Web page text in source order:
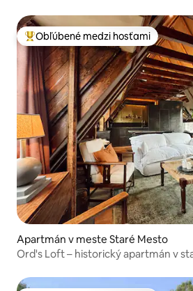
Najobľúbenejšie medzi hosťami
Obľúbené medzi hosťami
Apartmán v meste Staré Mesto
Ord's Loft – historický apartmán v